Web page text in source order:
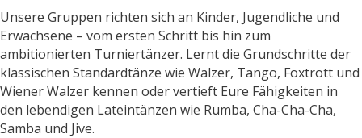
Unsere Gruppen richten sich an Kinder, Jugendliche und
Erwachsene – vom ersten Schritt bis hin zum
ambitionierten Turniertänzer. Lernt die Grundschritte der
klassischen Standardtänze wie Walzer, Tango, Foxtrott und
Wiener Walzer kennen oder vertieft Eure Fähigkeiten in
den lebendigen Lateintänzen wie Rumba, Cha-Cha-Cha,
Samba und Jive.